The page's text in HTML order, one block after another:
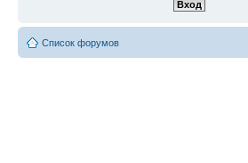
Список форумов